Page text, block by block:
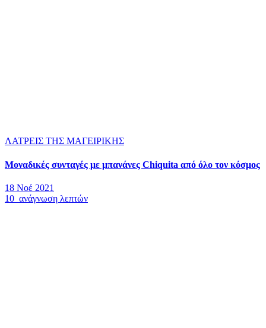
ΛΑΤΡΕΙΣ ΤΗΣ ΜΑΓΕΙΡΙΚΗΣ
Μοναδικές συνταγές με μπανάνες Chiquita από όλο τον κόσμος
18 Νοέ 2021
10 ανάγνωση λεπτών